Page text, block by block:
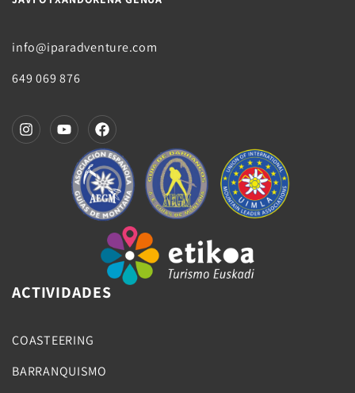
info@iparadventure.com
649 069 876
ACTIVIDADES
COASTEERING
BARRANQUISMO